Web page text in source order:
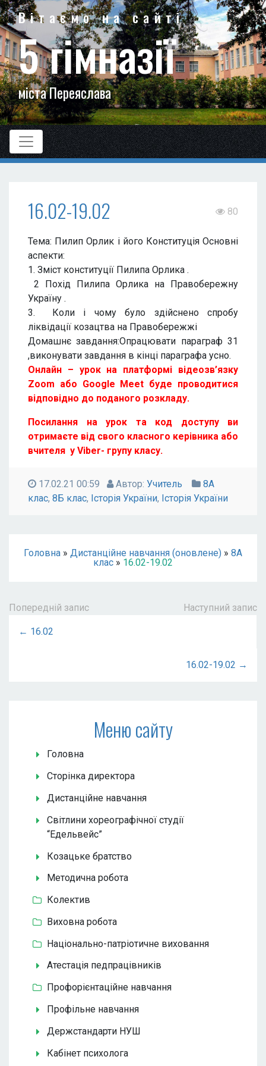
Вітаємо на сайті
5 гімназії
міста Переяслава
16.02-19.02 80
Тема: Пилип Орлик і його Конституція Основні
аспекти:
1. Зміст конституції Пилипа Орлика .
2 Похід Пилипа Орлика на Правобережну
Україну .
3. Коли і чому було здійснено спробу
ліквідації козацтва на Правобережжі
Домашнє завдання:Опрацювати параграф 31
,виконувати завдання в кінці параграфа усно.
Онлайн – урок на платформі відеозв’язку
Zoom або Google Meet буде проводитися
відповідно до поданого розкладу.
Посилання на урок та код доступу ви
отримаєте від свого класного керівника або
вчителя у Viber- групу класу.
17.02.21 00:59 Автор: Учитель
8А
клас, 8Б клас, Історія України, Історія України
Головна » Дистанційне навчання (оновлене) » 8А
клас » 16.02-19.02
Попередній запис Наступний запис
← 16.02
16.02-19.02 →
Меню сайту
Головна
Сторінка директора
Дистанційне навчання
Світлини хореографічної студії
“Едельвейс”
Козацьке братство
Методична робота
Колектив
Виховна робота
Національно-патріотичне виховання
Атестація педпрацівників
Профорієнтаційне навчання
Профільне навчання
Держстандарти НУШ
Кабінет психолога